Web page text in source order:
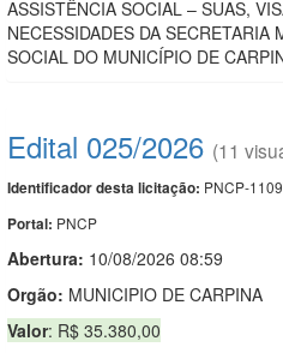
ASSISTÊNCIA SOCIAL – SUAS,
NECESSIDADES DA SECRETARIA
SOCIAL DO MUNICÍPIO DE
Edital 025/2026 (11
Identificador desta licitação: PNCP-
Portal: PNCP
Abertura: 10/08/2026 08:59
Orgão: MUNICIPIO DE CARPINA
Valor: R$ 35.380,00